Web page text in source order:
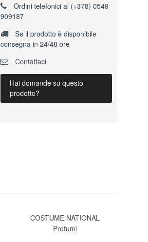
Ordini telefonici al (+378) 0549
909187
Se il prodotto è disponibile
consegna in 24/48 ore
Contattaci
Hai domande su questo
prodotto?
COSTUME NATIONAL
Profumi